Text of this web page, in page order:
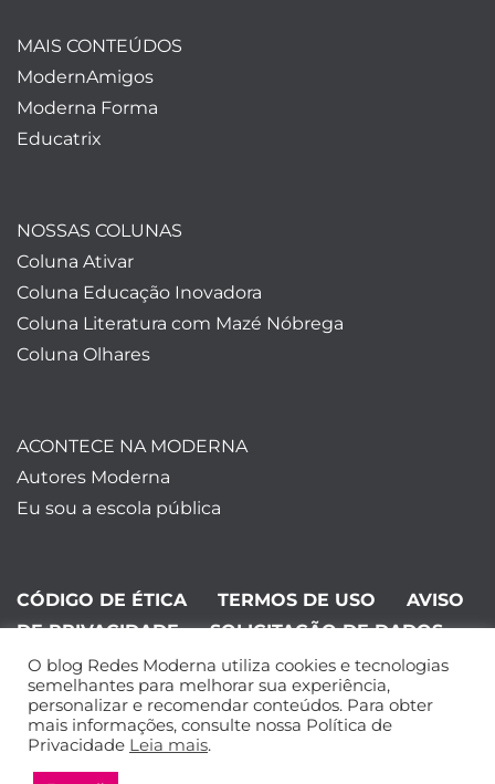
MAIS CONTEÚDOS
ModernAmigos
Moderna Forma
Educatrix
NOSSAS COLUNAS
Coluna Ativar
Coluna Educação Inovadora
Coluna Literatura com Mazé Nóbrega
Coluna Olhares
ACONTECE NA MODERNA
Autores Moderna
Eu sou a escola pública
CÓDIGO DE ÉTICA TERMOS DE USO
AVISO
DE PRIVACIDADE
SOLICITAÇÃO DE DADOS
©Editora Moderna 2024. Todos os
direitos reservados.
O blog Redes Moderna utiliza cookies e tecnologias
semelhantes para melhorar sua experiência,
personalizar e recomendar conteúdos. Para obter
mais informações, consulte nossa Política de
Privacidade Leia mais.